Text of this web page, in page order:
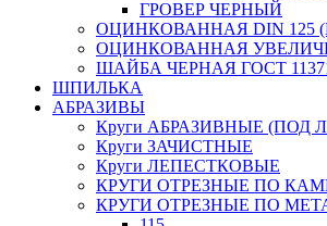
ГРОВЕР ЧЕРНЫЙ
ОЦИНКОВАННАЯ DIN 125
ОЦИНКОВАННАЯ
ШАЙБА ЧЕРНАЯ ГОСТ
ШПИЛЬКА
АБРАЗИВЫ
Круги АБРАЗИВНЫЕ (ПОД
Круги ЗАЧИСТНЫЕ
Круги ЛЕПЕСТКОВЫЕ
КРУГИ ОТРЕЗНЫЕ ПО
КРУГИ ОТРЕЗНЫЕ ПО